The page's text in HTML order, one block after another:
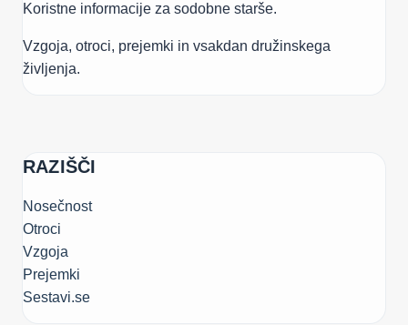
Koristne informacije za sodobne starše.
Vzgoja, otroci, prejemki in vsakdan družinskega
življenja.
RAZIŠČI
Nosečnost
Otroci
Vzgoja
Prejemki
Sestavi.se